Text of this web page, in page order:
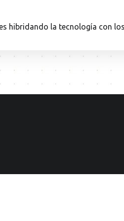
hibridando la tecnología con